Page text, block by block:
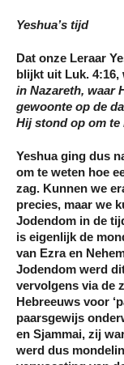
Yeshua’s tijd
Dat onze Leraar
blijkt uit Luk. 4:16,
in Nazareth, waar
gewoonte op de
Hij stond op om te
Yeshua ging dus
om te weten hoe
zag. Kunnen we
precies, maar we
Jodendom in de
is eigenlijk de
van Ezra en
Jodendom werd
vervolgens via de
Hebreeuws voor
paarsgewijs
en Sjammai, zij
werd dus